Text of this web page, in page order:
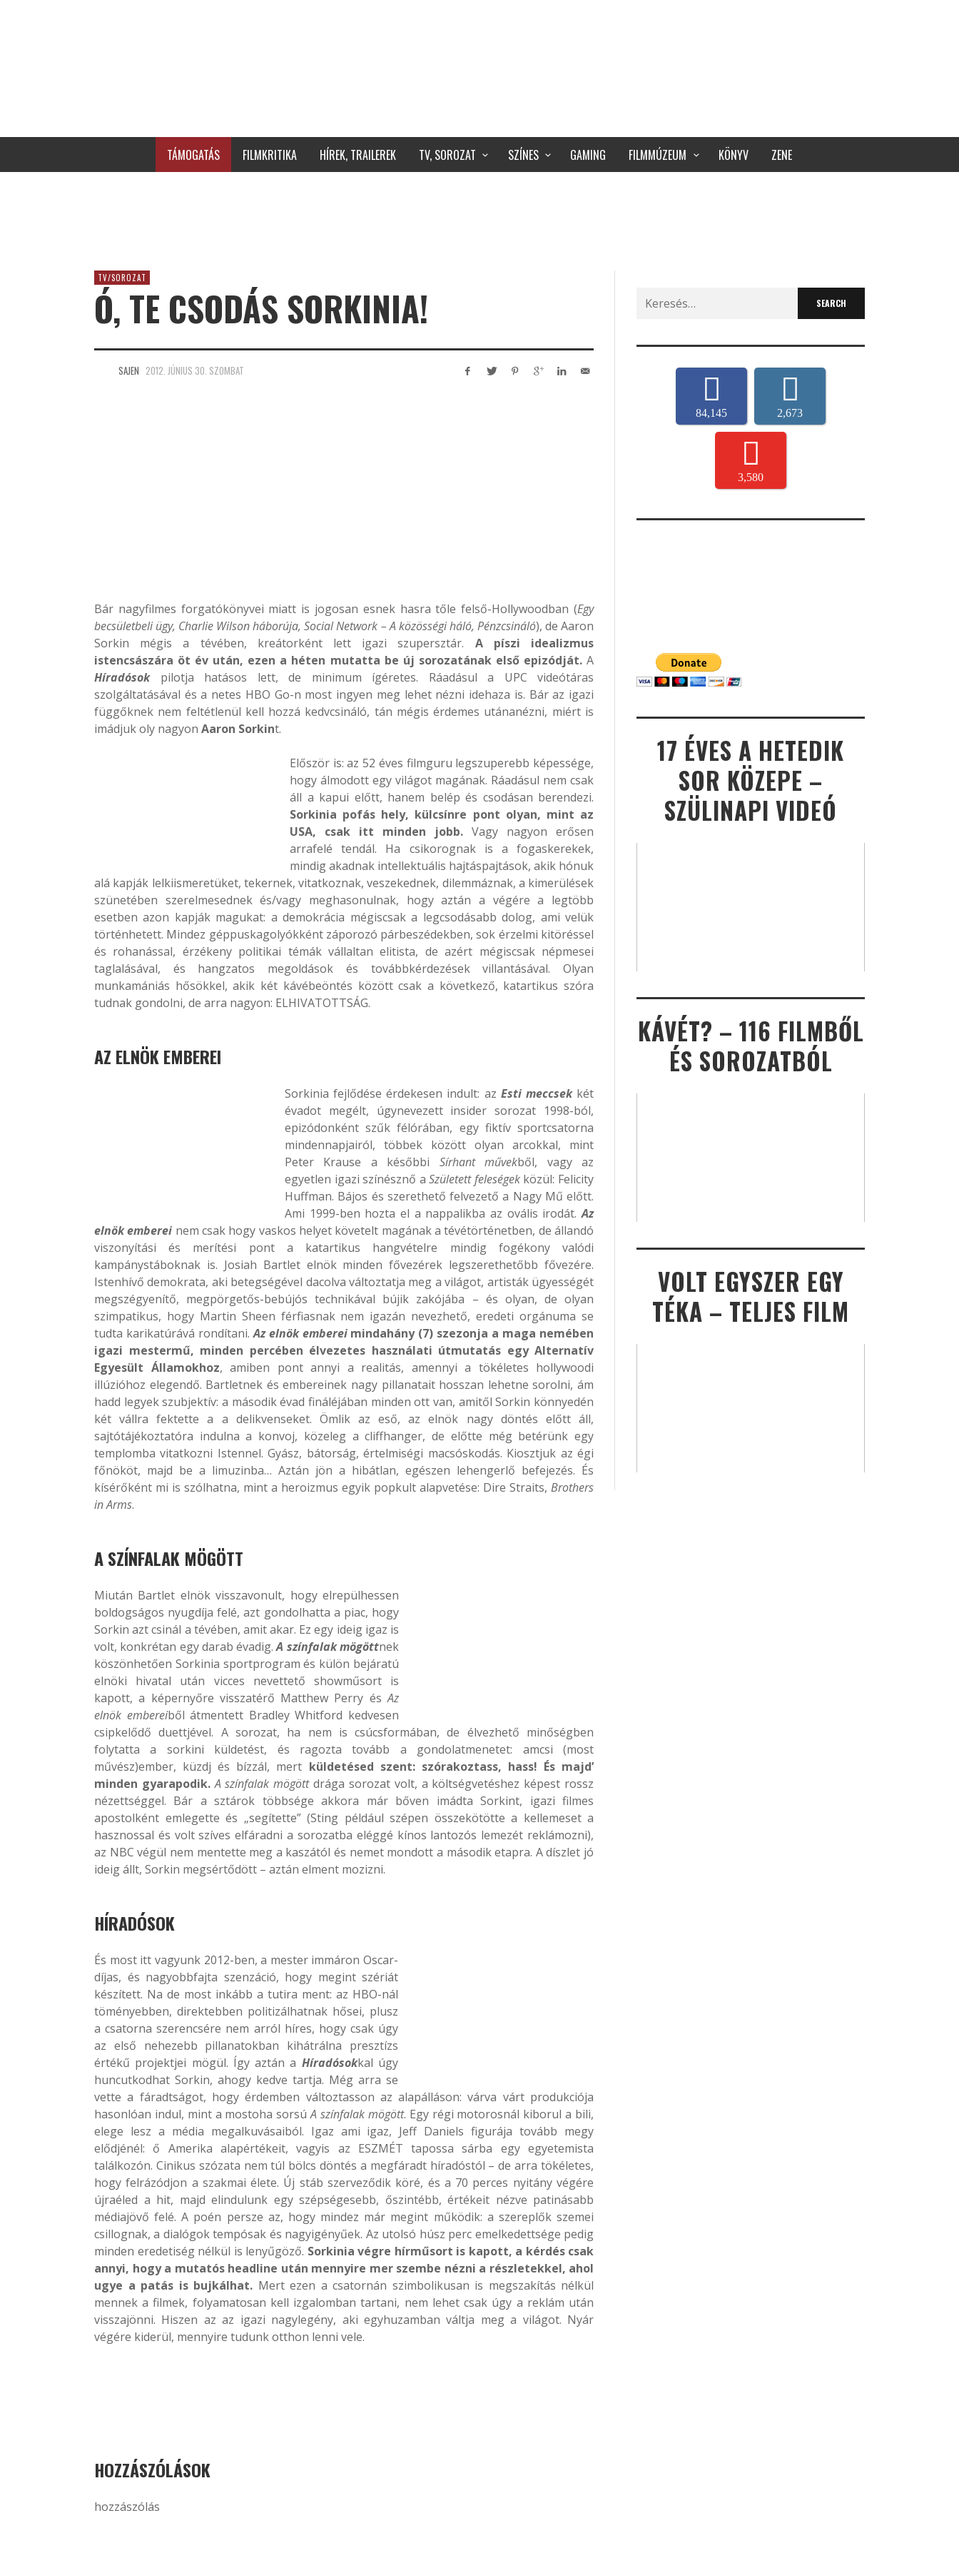
TÁMOGATÁS FILMKRITIKA HÍREK, TRAILEREK TV, SOROZAT SZÍNES GAMING FILMMÚZEUM KÖNYV ZENE
TV/SOROZAT
Ó, TE CSODÁS SORKINIA!
SAJEN 2012. JÚNIUS 30. SZOMBAT
Bár nagyfilmes forgatókönyvei miatt is jogosan esnek hasra tőle felső-Hollywoodban (Egy
becsületbeli ügy, Charlie Wilson háborúja, Social Network – A közösségi háló, Pénzcsináló), de Aaron
Sorkin mégis a tévében, kreátorként lett igazi szupersztár. A píszi idealizmus
istencsászára öt év után, ezen a héten mutatta be új sorozatának első epizódját.A
Híradósokpilotja hatásos lett, de minimum ígéretes. Ráadásul a UPC videótáras
szolgáltatásával és a netes HBO Go-n most ingyen meg lehet nézni idehaza is. Bár az igazi
függőknek nem feltétlenül kell hozzá kedvcsináló, tán mégis érdemes utánanézni, miért is
imádjuk oly nagyon Aaron Sorkint.
Először is: az 52 éves filmguru legszuperebb képessége,
hogy álmodott egy világot magának. Ráadásul nem csak
áll a kapui előtt, hanem belép és csodásan berendezi.
Sorkinia pofás hely, külcsínre pont olyan, mint az
USA, csak itt minden jobb. Vagy nagyon erősen
arrafelé tendál. Ha csikorognak is a fogaskerekek,
mindig akadnak intellektuális hajtáspajtások, akik hónuk
alá kapják lelkiismeretüket, tekernek, vitatkoznak, veszekednek, dilemmáznak, a kimerülések
szünetében szerelmesednek és/vagy meghasonulnak, hogy aztán a végére a legtöbb
esetben azon kapják magukat: a demokrácia mégiscsak a legcsodásabb dolog, ami velük
történhetett. Mindez géppuskagolyókként záporozó párbeszédekben, sok érzelmi kitöréssel
és rohanással, érzékeny politikai témák vállaltan elitista, de azért mégiscsak népmesei
taglalásával, és hangzatos megoldások és továbbkérdezések villantásával. Olyan
munkamániás hősökkel, akik két kávébeöntés között csak a következő, katartikus szóra
tudnak gondolni, de arra nagyon: ELHIVATOTTSÁG.
AZ ELNÖK EMBEREI
Sorkinia fejlődése érdekesen indult: az Esti meccsekkét
évadot megélt, úgynevezett insider sorozat 1998-ból,
epizódonként szűk félórában, egy fiktív sportcsatorna
mindennapjairól, többek között olyan arcokkal, mint
Peter Krause a későbbi Sírhant művekből, vagy az
egyetlen igazi színésznő aSzületett feleségekközül: Felicity
Huffman. Bájos és szerethető felvezető a Nagy Mű előtt.
Ami 1999-ben hozta el a nappalikba az ovális irodát.Az
elnök emberei nem csak hogy vaskos helyet követelt magának a tévétörténetben, de állandó
viszonyítási és merítési pont a katartikus hangvételre mindig fogékony valódi
kampánystáboknak is. Josiah Bartlet elnök minden fővezérek legszerethetőbb fővezére.
Istenhívő demokrata, aki betegségével dacolva változtatja meg a világot, artisták ügyességét
megszégyenítő, megpörgetős-bebújós technikával bújik zakójába – és olyan, de olyan
szimpatikus, hogy Martin Sheen férfiasnak nem igazán nevezhető, eredeti orgánuma se
tudta karikatúrává rondítani.Az elnök embereimindahány (7) szezonja a maga nemében
igazi mestermű, minden percében élvezetes használati útmutatás egy Alternatív
Egyesült Államokhoz, amiben pont annyi a realitás, amennyi a tökéletes hollywoodi
illúzióhoz elegendő. Bartletnek és embereinek nagy pillanatait hosszan lehetne sorolni, ám
hadd legyek szubjektív: a második évad fináléjában minden ott van, amitől Sorkin könnyedén
két vállra fektette a a delikvenseket. Ömlik az eső, az elnök nagy döntés előtt áll,
sajtótájékoztatóra indulna a konvoj, közeleg a cliffhanger, de előtte még betérünk egy
templomba vitatkozni Istennel. Gyász, bátorság, értelmiségi macsóskodás. Kiosztjuk az égi
főnököt, majd be a limuzinba… Aztán jön a hibátlan, egészen lehengerlő befejezés. És
kísérőként mi is szólhatna, mint a heroizmus egyik popkult alapvetése: Dire Straits, Brothers
in Arms.
A SZÍNFALAK MÖGÖTT
Miután Bartlet elnök visszavonult, hogy elrepülhessen
boldogságos nyugdíja felé, azt gondolhatta a piac, hogy
Sorkin azt csinál a tévében, amit akar. Ez egy ideig igaz is
volt, konkrétan egy darab évadig.A színfalak mögöttnek
köszönhetően Sorkinia sportprogram és külön bejáratú
elnöki hivatal után vicces nevettető showműsort is
kapott, a képernyőre visszatérő Matthew Perry ésAz
elnök embereiből átmentett Bradley Whitford kedvesen
csipkelődő duettjével. A sorozat, ha nem is csúcsformában, de élvezhető minőségben
folytatta a sorkini küldetést, és ragozta tovább a gondolatmenetet: amcsi (most
művész)ember, küzdj és bízzál, mert küldetésed szent: szórakoztass, hass! És majd’
minden gyarapodik. A színfalak mögöttdrága sorozat volt, a költségvetéshez képest rossz
nézettséggel. Bár a sztárok többsége akkora már bőven imádta Sorkint, igazi filmes
apostolként emlegette és „segítette” (Sting például szépen összekötötte a kellemeset a
hasznossal és volt szíves elfáradni a sorozatba eléggé kínos lantozós lemezét reklámozni),
az NBC végül nem mentette meg a kaszától és nemet mondott a második etapra. A díszlet jó
ideig állt, Sorkin megsértődött – aztán elment mozizni.
HÍRADÓSOK
És most itt vagyunk 2012-ben, a mester immáron Oscar-
díjas, és nagyobbfajta szenzáció, hogy megint szériát
készített. Na de most inkább a tutira ment: az HBO-nál
töményebben, direktebben politizálhatnak hősei, plusz
a csatorna szerencsére nem arról híres, hogy csak úgy
az első nehezebb pillanatokban kihátrálna presztízs
értékű projektjei mögül. Így aztán a Híradósokkal úgy
huncutkodhat Sorkin, ahogy kedve tartja. Még arra se
vette a fáradtságot, hogy érdemben változtasson az alapálláson: várva várt produkciója
hasonlóan indul, mint a mostoha sorsúA színfalak mögött. Egy régi motorosnál kiborul a bili,
elege lesz a média megalkuvásaiból. Igaz ami igaz, Jeff Daniels figurája tovább megy
elődjénél: ő Amerika alapértékeit, vagyis az ESZMÉT tapossa sárba egy egyetemista
találkozón. Cinikus szózata nem túl bölcs döntés a megfáradt híradóstól – de arra tökéletes,
hogy felrázódjon a szakmai élete. Új stáb szerveződik köré, és a 70 perces nyitány végére
újraéled a hit, majd elindulunk egy szépségesebb, őszintébb, értékeit nézve patinásabb
médiajövő felé. A poén persze az, hogy mindez már megint működik: a szereplők szemei
csillognak, a dialógok tempósak és nagyigényűek. Az utolsó húsz perc emelkedettsége pedig
minden eredetiség nélkül is lenyűgöző. Sorkinia végre hírműsort is kapott, a kérdés csak
annyi, hogy a mutatós headline után mennyire mer szembe nézni a részletekkel, ahol
ugye a patás is bujkálhat. Mert ezen a csatornán szimbolikusan is megszakítás nélkül
mennek a filmek, folyamatosan kell izgalomban tartani, nem lehet csak úgy a reklám után
visszajönni. Hiszen az az igazi nagylegény, aki egyhuzamban váltja meg a világot. Nyár
végére kiderül, mennyire tudunk otthon lenni vele.
HOZZÁSZÓLÁSOK
hozzászólás
Search
for:
84,145 2,673
3,580
17 ÉVES A HETEDIK
SOR KÖZEPE –
SZÜLINAPI VIDEÓ
KÁVÉT? – 116 FILMBŐL
ÉS SOROZATBÓL
VOLT EGYSZER EGY
TÉKA – TELJES FILM